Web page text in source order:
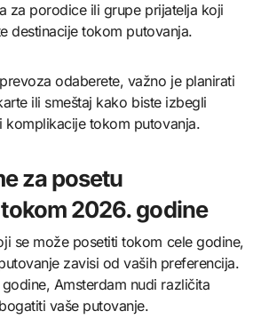
za porodice ili grupe prijatelja koji
destinacije tokom putovanja.
odaberete, važno je planirati
ili smeštaj kako biste izbegli
komplikacije tokom putovanja.
za posetu
2026. godine
se može posetiti tokom cele godine,
zavisi od vaših preferencija.
Amsterdam nudi različita
vaše putovanje.